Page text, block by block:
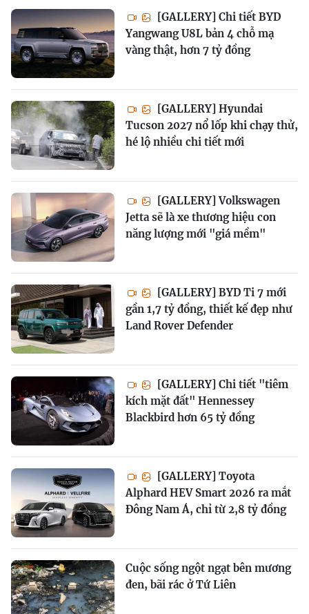
[GALLERY] Chi tiết BYD
Yangwang U8L bản 4 chỗ mạ
vàng thật, hơn 7 tỷ đồng
[GALLERY] Hyundai
Tucson 2027 nổ lốp khi chạy thử,
hé lộ nhiều chi tiết mới
[GALLERY] Volkswagen
Jetta sẽ là xe thương hiệu con
năng lượng mới "giá mềm"
[GALLERY] BYD Ti 7 mới
gần 1,7 tỷ đồng, thiết kế đẹp như
Land Rover Defender
[GALLERY] Chi tiết "tiêm
kích mặt đất" Hennessey
Blackbird hơn 65 tỷ đồng
[GALLERY] Toyota
Alphard HEV Smart 2026 ra mắt
Đông Nam Á, chỉ từ 2,8 tỷ đồng
Cuộc sống ngột ngạt bên mương
đen, bãi rác ở Tứ Liên